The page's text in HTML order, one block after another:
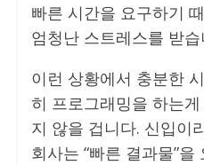
빠른 시간을 요구하기
엄청난 스트레스를 받습
이런 상황에서 충분한
히 프로그래밍을 하는
지 않을 겁니다. 신입이
회사는 “빠른 결과물”